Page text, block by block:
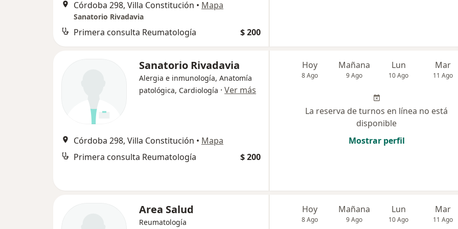
Córdoba 298, Villa Constitución • Mapa
Sanatorio Rivadavia
Primera consulta Reumatología $ 200
Sanatorio Rivadavia
Alergia e inmunología, Anatomía
patológica, Cardiología · Ver más
Córdoba 298, Villa Constitución • Mapa
Primera consulta Reumatología
$ 200
Hoy
8 Ago
Mañana
9 Ago
Lun
10 Ago
Mar
11 Ago
La reserva de turnos en línea no está
disponible
Mostrar perfil
Area Salud
Reumatología
Hoy
8 Ago
Mañana
9 Ago
Lun
10 Ago
Mar
11 Ago